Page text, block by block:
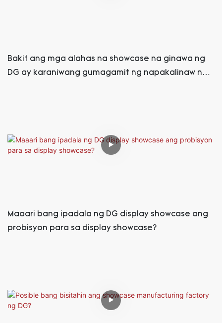
Bakit ang mga alahas na showcase na ginawa ng
DG ay karaniwang gumagamit ng napakalinaw na
Maaari bang ipadala ng DG display showcase ang
probisyon para sa display showcase?